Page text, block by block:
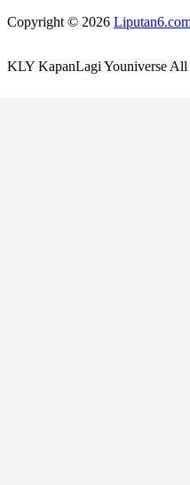
Copyright © 2026
KLY KapanLagi Youniverse All